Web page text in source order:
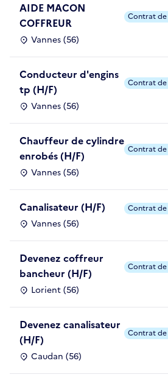
AIDE MACON
COFFREUR
Vannes (56)
Contrat de
Conducteur d'engins
tp (H/F)
Vannes (56)
Contrat de
Chauffeur de cylindre
enrobés (H/F)
Vannes (56)
Contrat de
Canalisateur (H/F)
Vannes (56)
Contrat de
Devenez coffreur
bancheur (H/F)
Lorient (56)
Contrat de
Devenez canalisateur
(H/F)
Caudan (56)
Contrat de